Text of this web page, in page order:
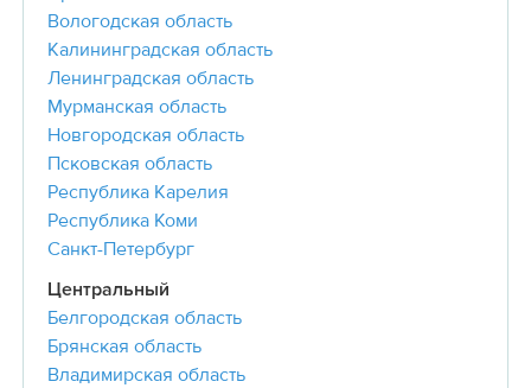
Вологодская область
Калининградская область
Ленинградская область
Мурманская область
Новгородская область
Псковская область
Республика Карелия
Республика Коми
Санкт-Петербург
Центральный
Белгородская область
Брянская область
Владимирская область